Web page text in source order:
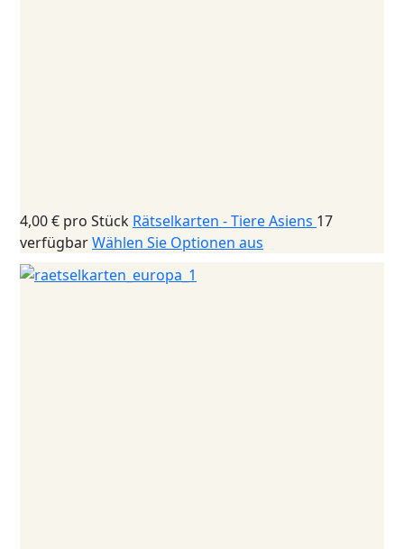
4,00 € pro Stück Rätselkarten - Tiere Asiens 17
verfügbarWählen Sie Optionen aus